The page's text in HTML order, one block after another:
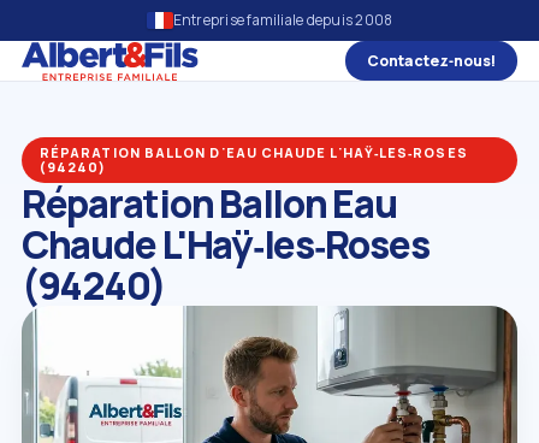
Entreprise familiale depuis 2008
Contactez‑nous!
RÉPARATION BALLON D'EAU CHAUDE L'HAŸ‑LES‑ROSES
(94240)
Réparation Ballon Eau
Chaude L'Haÿ‑les‑Roses
(94240)